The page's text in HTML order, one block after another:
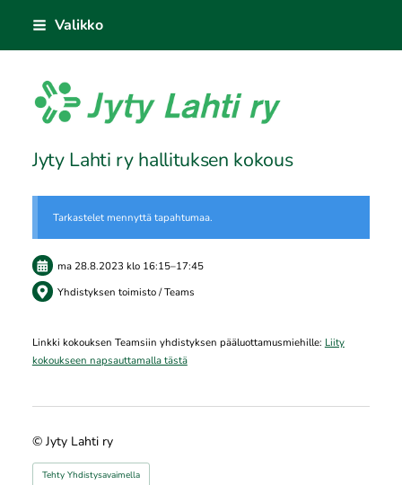
sisältöön
Valikko
Jyty Lahti ry
Jyty Lahti ry hallituksen kokous
Tarkastelet mennyttä tapahtumaa.
ma 28.8.2023klo 16:15–17:45
Yhdistyksen toimisto / Teams
Linkki kokouksen Teamsiin yhdistyksen pääluottamusmiehille: Liity
kokoukseen napsauttamalla tästä
© Jyty Lahti ry
Tehty Yhdistysavaimella